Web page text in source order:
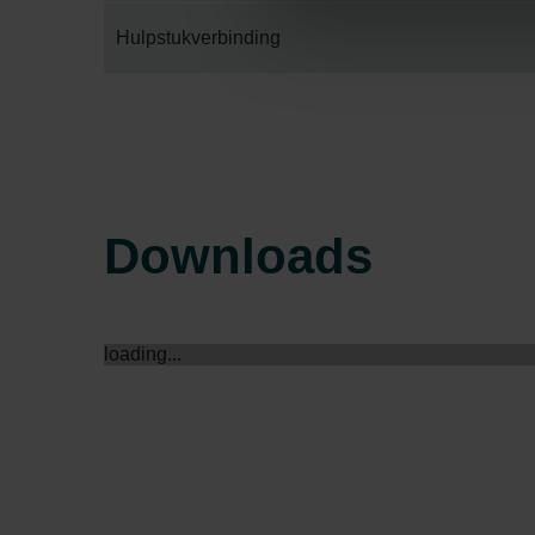
Zehnder Group İç Mekan
Zehnder Group Nederland bv:
Hulpstukverbinding
Downloads
loading...